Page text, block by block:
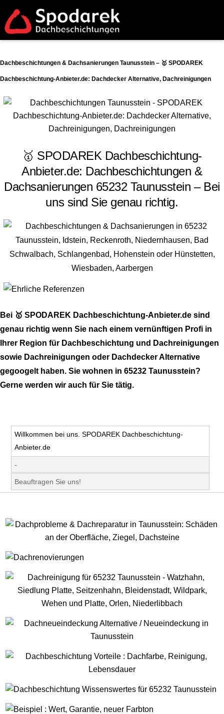
Dachbeschichtungen & Dachsanierungen Taunusstein – 🥇 SPODAREK
Dachbeschichtung-Anbieter.de: Dachdecker Alternative, Dachreinigungen
🥇 SPODAREK Dachbeschichtung-
Anbieter.de: Dachbeschichtungen &
Dachsanierungen 65232 Taunusstein – Bei
uns sind Sie genau richtig.
Bei 🥇 SPODAREK Dachbeschichtung-Anbieter.de sind
genau richtig wenn Sie nach einem vernünftigen Profi in
Ihrer Region für Dachbeschichtung und Dachreinigungen
sowie Dachreinigungen oder Dachdecker Alternative
gegoogelt haben. Sie wohnen in 65232 Taunusstein?
Gerne werden wir auch für Sie tätig.
Willkommen bei uns. SPODAREK Dachbeschichtung-
Anbieter.de
-
Beauftragen Sie uns!